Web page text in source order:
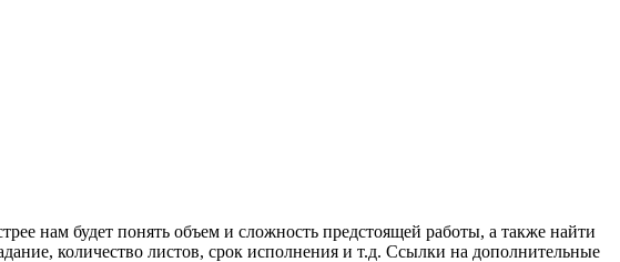
нам будет понять объем и сложность предстоящей работы, а также найти
количество листов, срок исполнения и т.д. Ссылки на дополнительные